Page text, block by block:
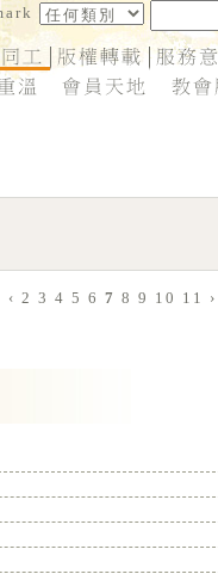
‹ 2 3 4 5 6 7 8 9 10 11 ›